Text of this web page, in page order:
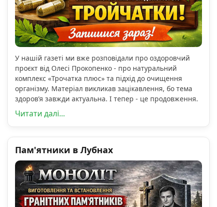
У нашій газеті ми вже розповідали про оздоровчий
проєкт від Олесі Прокопенко - про натуральний
комплекс «Трочатка плюс» та підхід до очищення
організму. Матеріал викликав зацікавлення, бо тема
здоров’я завжди актуальна. І тепер - це продовження.
Читати далі...
Пам'ятники в Лубнах